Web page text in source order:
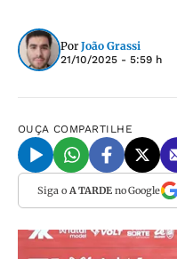
Por João Grassi
21/10/2025 - 5:59 h
OUÇA COMPARTILHE
Siga o A TARDEno Google